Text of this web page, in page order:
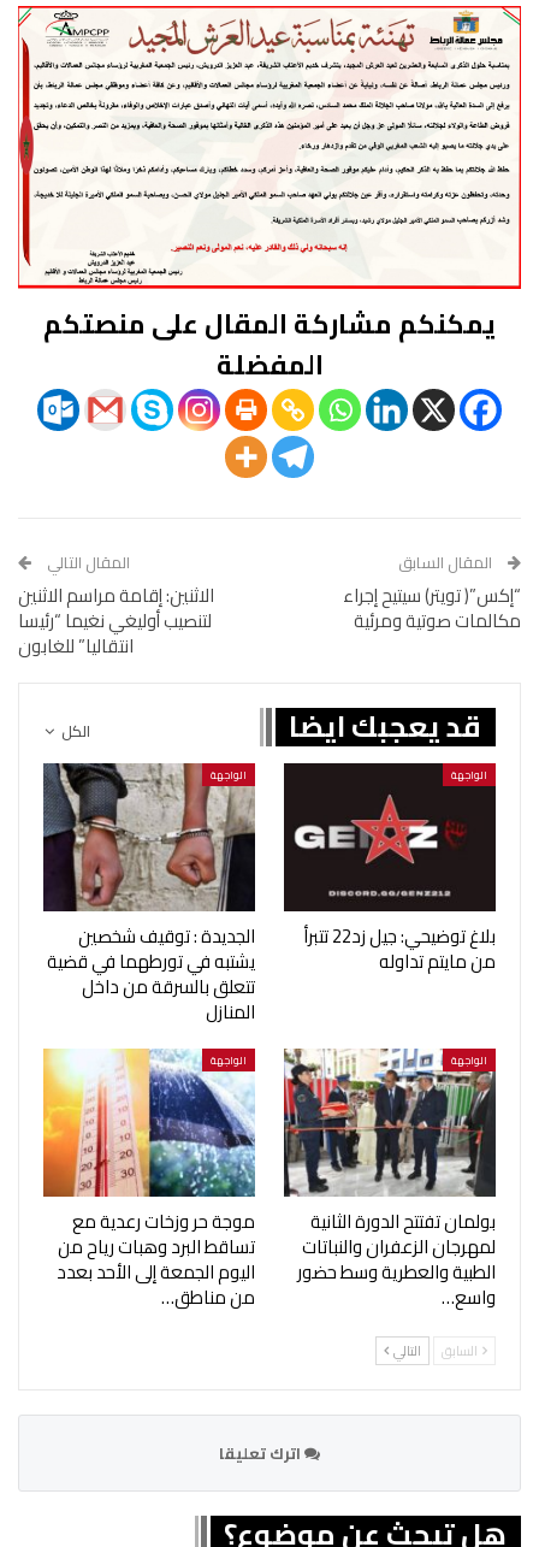
يمكنكم مشاركة المقال على منصتكم
المفضلة
المقال السابق
“إكس”( تويتر) سيتيح إجراء
مكالمات صوتية ومرئية
المقال التالي
الاثنين: إقامة مراسم الاثنين
لتنصيب أوليغي نغيما “رئيسا
انتقاليا” للغابون
الكل قد يعجبك ايضا
الواجهة
بلاغ توضيحي: جيل زد22 تتبرأ
من مايتم تداوله
الواجهة
الجديدة : توقيف شخصين
يشتبه في تورطهما في قضية
تتعلق بالسرقة من داخل
المنازل
الواجهة
بولمان تفتتح الدورة الثانية
لمهرجان الزعفران والنباتات
الطبية والعطرية وسط حضور
واسع…
الواجهة
موجة حر وزخات رعدية مع
تساقط البرد وهبات رياح من
اليوم الجمعة إلى الأحد بعدد
من مناطق…
السابق التالي
اترك تعليقا
هل تبحث عن موضوع؟